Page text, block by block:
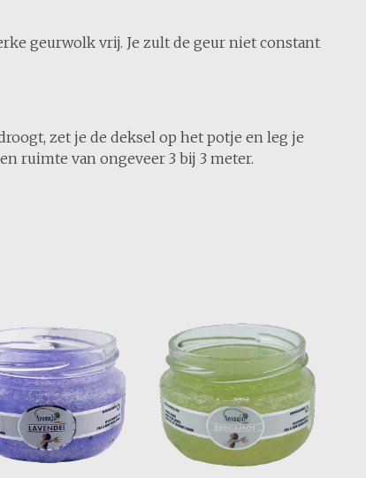
geurwolk vrij. Je zult de geur niet constant
zet je de deksel op het potje en leg je
ruimte van ongeveer 3 bij 3 meter.